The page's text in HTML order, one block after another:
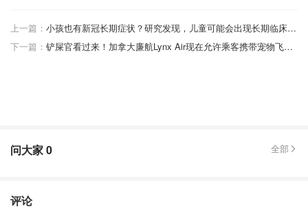
上一篇：
小孩也有新冠长期症状？研究发现，儿童可能会出现长期临床症状，婴儿也不能例外
下一篇：
铲屎官看过来！加拿大廉航Lynx Air现在允许乘客携带宠物飞行，单程只要$59！
问大家0 全部
评论